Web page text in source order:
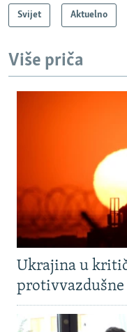
Svijet Aktuelno
Više priča
Ukrajina u
protivvazdušne